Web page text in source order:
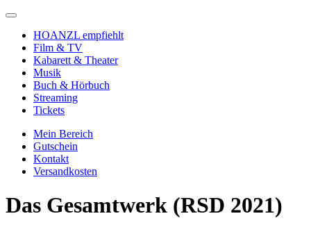
HOANZL empfiehlt
Film & TV
Kabarett & Theater
Musik
Buch & Hörbuch
Streaming
Tickets
Mein Bereich
Gutschein
Kontakt
Versandkosten
Das Gesamtwerk (RSD 2021)